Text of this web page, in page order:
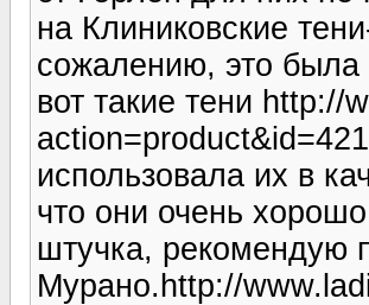
на Клиниковские
сожалению, это была
вот такие тени http://
использовала их в
что они очень
штучка, рекомендую
Мурано.http://